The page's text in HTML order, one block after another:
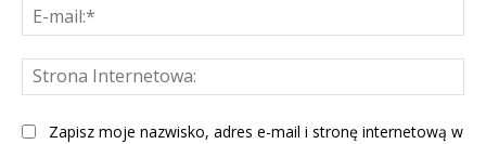
Zapisz moje nazwisko, adres e-mail i stronę internetową w